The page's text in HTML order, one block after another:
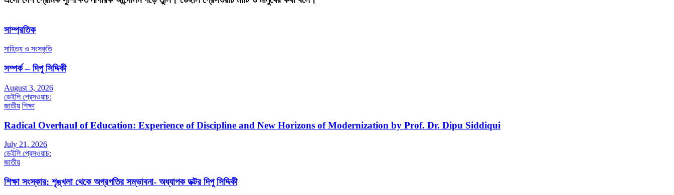
সাম্প্রতিক
সাহিত্য ও সংস্কৃতি
সম্পর্ক – দিপু সিদ্দিকী
August 3, 2026
ডেইলি প্রেসওয়াচ:
জাতীয় শিক্ষা
Radical Overhaul of Education: Experience of Discipline and New Horizons of Modernization by Prof. Dr. Dipu Siddiqui
July 21, 2026
ডেইলি প্রেসওয়াচ:
জাতীয়
শিক্ষা সংস্কার: শৃঙ্খলা থেকে অগ্রগতির সম্ভাবনা- অধ্যাপক ডক্টর দিপু সিদ্দিকী